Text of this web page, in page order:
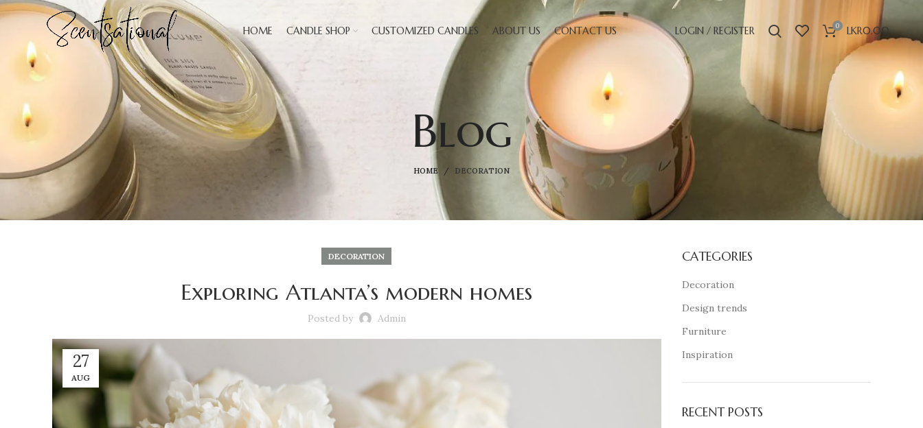
HOME CANDLE SHOP CUSTOMIZED CANDLES ABOUT US CONTACT US LOGIN / REGISTER 0 LKR0.00
Blog
HOME DECORATION
DECORATION
Exploring Atlanta’s modern homes
Posted by Admin
27
AUG
CATEGORIES
Decoration
Design trends
Furniture
Inspiration
RECENT POSTS